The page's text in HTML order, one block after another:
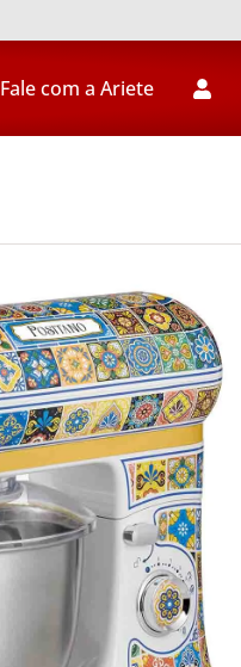
Fale com a Ariete